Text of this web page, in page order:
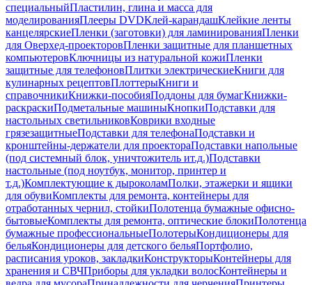
специальныйПластилин, глина и масса для
моделированияПлееры DVDКлей-карандашКлейкие ленты
канцелярскиеПленки (заготовки) для ламинированияПленки
для Оверхед-проекторовПленки защитные для планшетных
компьютеровКлючницы из натуральной кожиПленки
защитные для телефоновПлитки электрическиеКниги для
кулинарных рецептовПлоттерыКниги и
справочникиКнижки-пособияПоддоны для бумагКнижки-
раскраскиПодметальные машиныКнопкиПодставки для
настольных светильниковКоврики входные
грязезащитныеПодставки для телефонаПодставки и
кронштейны-держатели для проектораПодставки напольные
(под системный блок, уничтожитель ит.д.)Подставки
настольные (под ноутбук, монитор, принтер и
т.д.)Комплектующие к дыроколамПолки, этажерки и ящики
для обувиКомплекты для ремонта, контейнеры для
отработанных чернил, стойкиПолотенца бумажные офисно-
бытовыеКомплекты для ремонта, оптические блокиПолотенца
бумажные профессиональныеПолотерыКондиционеры для
бельяКондиционеры для детского бельяПортфолио,
расписания уроков, закладкиКонструкторыКонтейнеры для
хранения и СВЧПриборы для укладки волосКонтейнеры и